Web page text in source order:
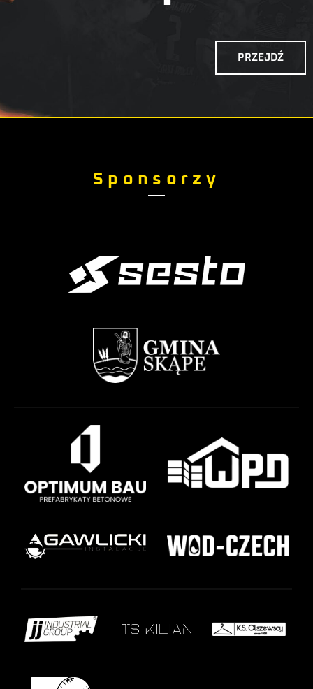
PRZEJDŹ
Sponsorzy